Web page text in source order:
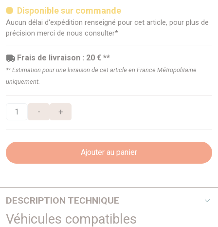
Disponible sur commande
Aucun délai d'expédition renseigné pour cet article, pour plus de
précision merci de nous consulter*
Frais de livraison : 20 € **
** Estimation pour une livraison de cet article en France Métropolitaine
uniquement.
- +
Ajouter au panier
DESCRIPTION TECHNIQUE
Nos attelages répondent à toutes les normes européennes.
Véhicules compatibles